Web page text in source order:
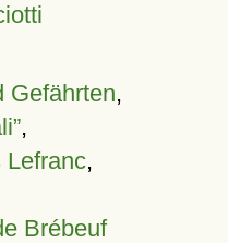
Gefährten,
,
Lefranc,
Brébeuf